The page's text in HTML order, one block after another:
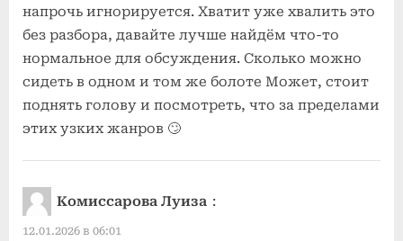
напрочь игнорируется. Хватит уже хвалить это
без разбора, давайте лучше найдём что-то
нормальное для обсуждения. Сколько можно
сидеть в одном и том же болоте Может, стоит
поднять голову и посмотреть, что за пределами
этих узких жанров 🙄
Комиссарова Луиза :
12.01.2026 в 06:01